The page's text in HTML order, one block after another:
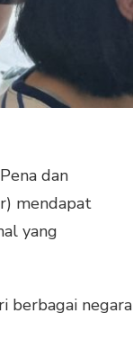
dan
mendapat
yang
berbagai negara